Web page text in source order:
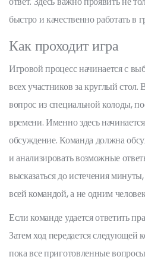
быстро и качественно работать в
Как проходит игра
Игровой процесс начинается с
всех участников за круглый
вопрос из специальной колоды,
времени. Именно здесь
обсуждение. Команда должна
и анализировать возможные
высказаться до истечения
всей командой, а не одним
Если команде удается ответить
Затем ход передается следующей
пока все приготовленные